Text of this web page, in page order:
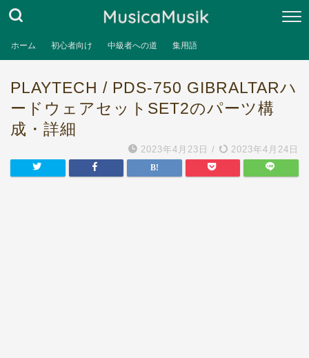
ホーム 初心者向け 中級者への道 集用語
PLAYTECH / PDS-750 GIBRALTARハ
ードウェアセットSET2のパーツ構
成・詳細
2023年4月23日 / 2023年4月24日